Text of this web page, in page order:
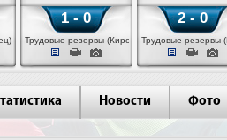
1 - 0
Трудовые резервы (Киров)
2 - 0
Трудовые резервы
Новости Фото